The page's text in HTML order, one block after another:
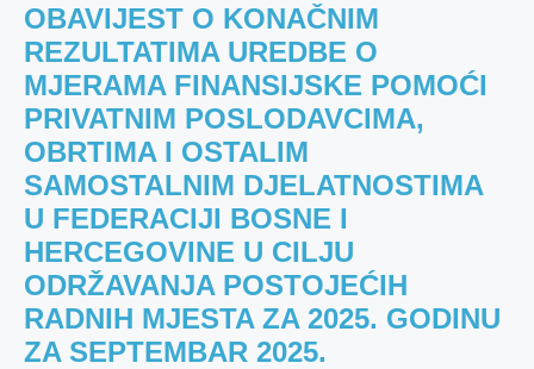
OBAVIJEST O KONAČNIM
REZULTATIMA UREDBE O
MJERAMA FINANSIJSKE POMOĆI
PRIVATNIM POSLODAVCIMA,
OBRTIMA I OSTALIM
SAMOSTALNIM DJELATNOSTIMA
U FEDERACIJI BOSNE I
HERCEGOVINE U CILJU
ODRŽAVANJA POSTOJEĆIH
RADNIH MJESTA ZA 2025. GODINU
ZA SEPTEMBAR 2025.